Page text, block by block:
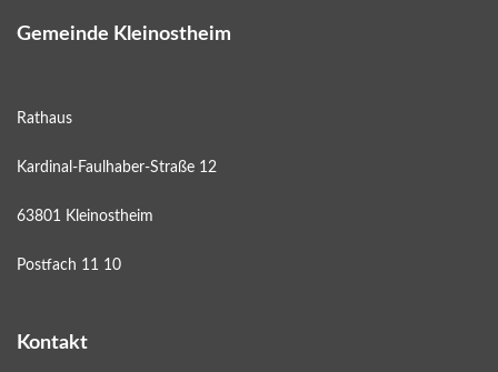
Gemeinde Kleinostheim
Rathaus
Kardinal-Faulhaber-Straße 12
63801 Kleinostheim
Postfach 11 10
Kontakt